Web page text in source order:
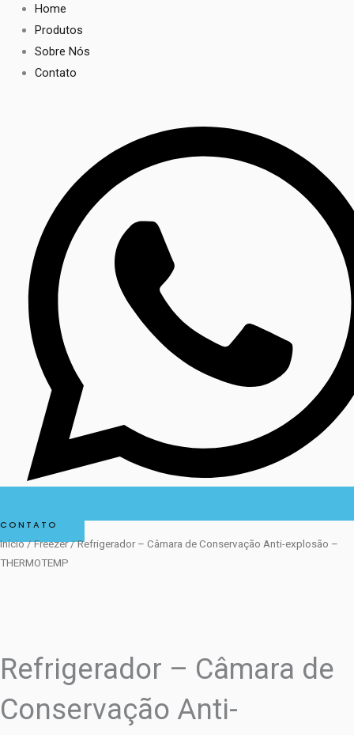
Home
Produtos
Sobre Nós
Contato
CONTATO
Início/Freezer/ Refrigerador – Câmara de Conservação Anti-explosão –
THERMOTEMP
Refrigerador – Câmara de
Conservação Anti-